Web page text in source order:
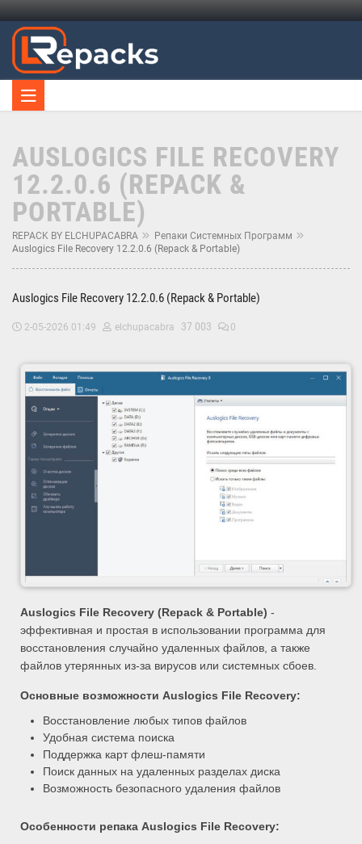
AUSLOGICS FILE RECOVERY
12.2.0.6 (REPACK &
PORTABLE)
REPACK BY ELCHUPACABRA
Репаки Системных Программ
Auslogics File Recovery 12.2.0.6 (Repack & Portable)
Auslogics File Recovery 12.2.0.6 (Repack & Portable)
2-05-2026 01:49 elchupacabra 37 003 0
Auslogics File Recovery (Repack & Portable) -
эффективная и простая в использовании программа для
восстановления случайно удаленных файлов, а также
файлов утерянных из-за вирусов или системных сбоев.
Основные возможности Auslogics File Recovery:
Восстановление любых типов файлов
Удобная система поиска
Поддержка карт флеш-памяти
Поиск данных на удаленных разделах диска
Возможность безопасного удаления файлов
Особенности репака Auslogics File Recovery: